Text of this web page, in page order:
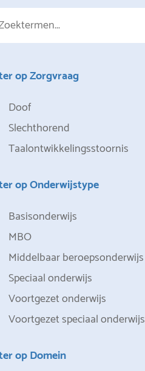
op Zorgvraag
Doof
Slechthorend
Taalontwikkelingsstoornis
op Onderwijstype
Basisonderwijs
MBO
Middelbaar beroepsonderwijs
Speciaal onderwijs
Voortgezet onderwijs
Voortgezet speciaal onderwijs
op Domein